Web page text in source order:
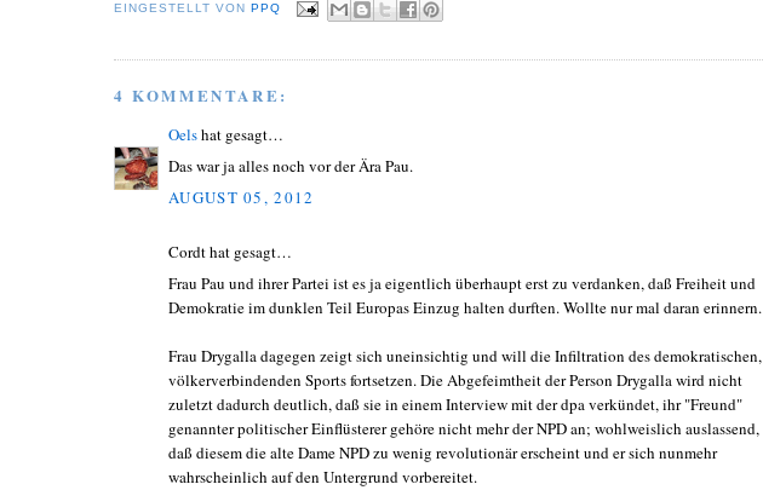
EINGESTELLT VON PPQ
4 KOMMENTARE:
Oelshat gesagt…
Das war ja alles noch vor der Ära Pau.
AUGUST 05, 2012
Cordt hat gesagt…
Frau Pau und ihrer Partei ist es ja eigentlich überhaupt erst zu verdanken, daß Freiheit und
Demokratie im dunklen Teil Europas Einzug halten durften. Wollte nur mal daran erinnern.
Frau Drygalla dagegen zeigt sich uneinsichtig und will die Infiltration des demokratischen,
völkerverbindenden Sports fortsetzen. Die Abgefeimtheit der Person Drygalla wird nicht
zuletzt dadurch deutlich, daß sie in einem Interview mit der dpa verkündet, ihr "Freund"
genannter politischer Einflüsterer gehöre nicht mehr der NPD an; wohlweislich auslassend,
daß diesem die alte Dame NPD zu wenig revolutionär erscheint und er sich nunmehr
wahrscheinlich auf den Untergrund vorbereitet.